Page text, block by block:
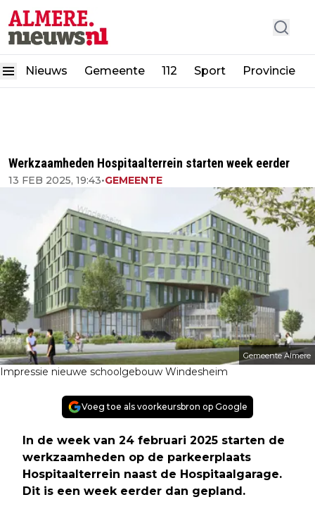
Nieuws Gemeente 112 Sport Provincie
Werkzaamheden Hospitaalterrein starten week eerder
13 FEB 2025, 19:43•GEMEENTE
Gemeente Almere
Impressie nieuwe schoolgebouw Windesheim
Voeg toe als voorkeursbron op Google
In de week van 24 februari 2025 starten de
werkzaamheden op de parkeerplaats
Hospitaalterrein naast de Hospitaalgarage.
Dit is een week eerder dan gepland.